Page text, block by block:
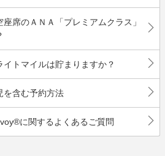
座席のＡＮＡ「プレミアムクラス」
イトマイルは貯まりますか？
を含む予約方法
に関するよくあるご質問